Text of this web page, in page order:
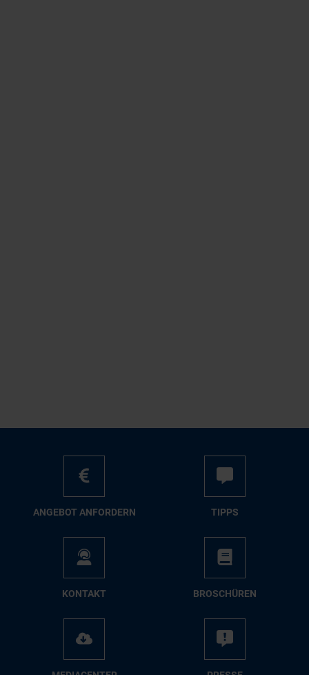
AN­GE­BOT AN­FOR­DERN TIPPS
KON­TAKT BRO­SCHÜ­REN